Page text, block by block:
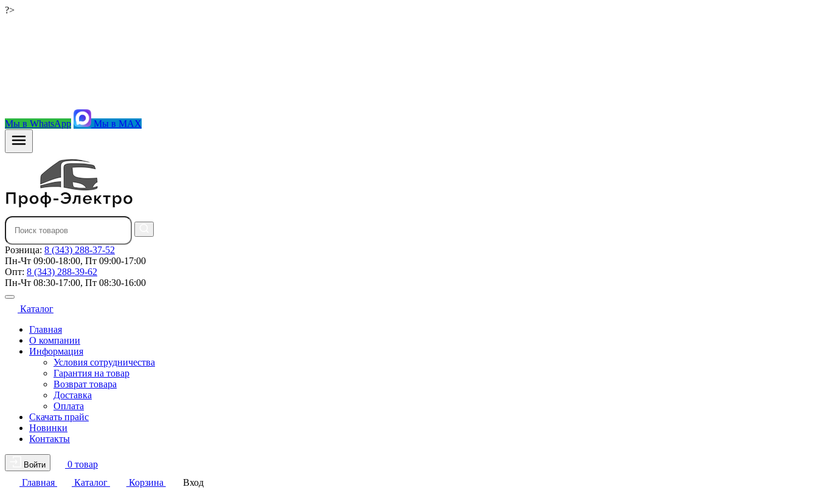
?>
Мы в WhatsApp Мы в MAX
Розница: 8 (343) 288-37-52
Пн-Чт 09:00-18:00, Пт 09:00-17:00
Опт: 8 (343) 288-39-62
Пн-Чт 08:30-17:00, Пт 08:30-16:00
Каталог
Главная
О компании
Информация
Условия сотрудничества
Гарантия на товар
Возврат товара
Доставка
Оплата
Скачать прайс
Новинки
Контакты
Войти
0 товар
Главная
Каталог Корзина Вход